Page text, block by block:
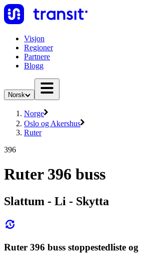
Visjon
Regioner
Partnere
Blogg
Norsk
Norge
Oslo og Akershus
Ruter
396
Ruter 396 buss
Slattum - Li - Skytta
Ruter 396 buss stoppestedliste